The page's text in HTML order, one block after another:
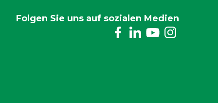
Folgen Sie uns auf sozialen Medien